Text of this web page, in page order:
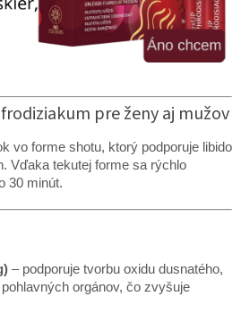
pre ženy aj mužov
vo forme shotu, ktorý podporuje libido
Vďaka tekutej forme sa rýchlo
30 minút.
– podporuje tvorbu oxidu dusnatého,
orgánov, čo zvyšuje